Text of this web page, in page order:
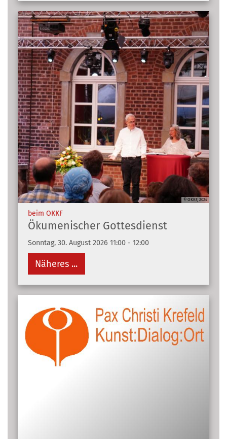
© OKKF, 2024
beim OKKF:
Ökumenischer Gottesdienst
Sonntag, 30. August 2026 11:00 - 12:00
Näheres ...